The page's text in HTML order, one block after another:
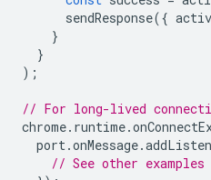
sendResponse({
}
}
);
// For long-lived
chrome. runtime.
port.onMessage.
// See other examples